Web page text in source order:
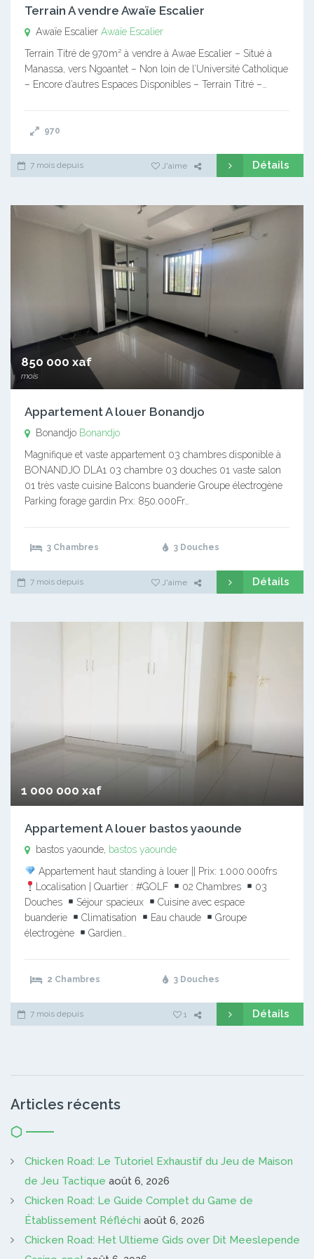
Terrain A vendre Awaïe Escalier
Awaïe Escalier Awaïe Escalier
Terrain Titré de 970m² à vendre à Awae Escalier – Situé à
Manassa, vers Ngoantet – Non loin de l’Université Catholique
– Encore d’autres Espaces Disponibles – Terrain Titré –…
970
7 mois depuis J'aime Détails
850 000 xaf
mois
Appartement A louer Bonandjo
Bonandjo Bonandjo
Magnifique et vaste appartement 03 chambres disponible à
BONANDJO DLA1 03 chambre 03 douches 01 vaste salon
01 très vaste cuisine Balcons buanderie Groupe électrogène
Parking forage gardin Prx: 850.000Fr…
3 Chambres 3 Douches
7 mois depuis J'aime Détails
1 000 000 xaf
Appartement A louer bastos yaounde
bastos yaounde, bastos yaounde
Appartement haut standing à louer || Prix: 1.000.000frs
Localisation | Quartier : #GOLF
02 Chambres
03
Douches
Séjour spacieux
Cuisine avec espace
buanderie
Climatisation Eau chaude
Groupe
électrogène
Gardien…
2 Chambres 3 Douches
7 mois depuis 1 Détails
Articles récents
Chicken Road: Le Tutoriel Exhaustif du Jeu de Maison
de Jeu Tactique août 6, 2026
Chicken Road: Le Guide Complet du Game de
Établissement Réfléchi août 6, 2026
Chicken Road: Het Ultieme Gids over Dit Meeslepende